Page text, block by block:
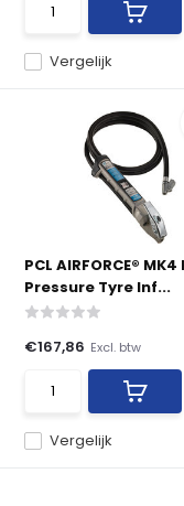
Vergelijk
PCL AIRFORCE®
Pressure Tyre Inf...
Vergelijk
€167,86 Excl. btw